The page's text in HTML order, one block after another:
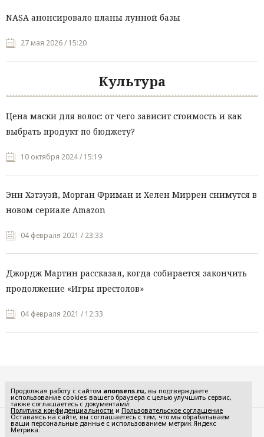
NASA анонсировало планы лунной базы
27 мая 2026 / 15:20
Культура
Цена маски для волос: от чего зависит стоимость и как
выбрать продукт по бюджету?
10 октября 2024 / 15:19
Энн Хэтэуэй, Морган Фриман и Хелен Миррен снимутся в
новом сериале Amazon
04 февраля 2021 / 23:33
Джордж Мартин рассказал, когда собирается закончить
продолжение «Игры престолов»
04 февраля 2021 / 12:33
Редакция
Реклама
Продолжая работу с сайтом anonsens.ru, вы подтверждаете
использование cookies вашего браузера с целью улучшить сервис,
также соглашаетесь с документами:
Политика конфиденциальности и Пользовательское соглашение
Оставаясь на сайте, вы соглашаетесь с тем, что мы обрабатываем
ваши персональные данные с использованием метрик Яндекс
Метрика.